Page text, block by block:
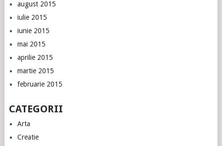
august 2015
iulie 2015
iunie 2015
mai 2015
aprilie 2015
martie 2015
februarie 2015
CATEGORII
Arta
Creatie